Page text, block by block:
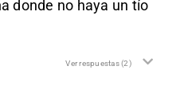
donde no haya un tío
Ver respuestas(2)